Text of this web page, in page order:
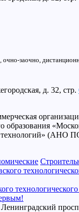
заочно,
д. 32, стр.
образования
технологий» (АНО
технологического